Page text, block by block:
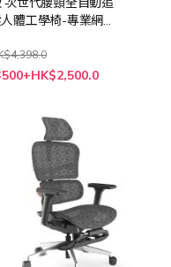
體工學椅-專業網布
500+HK$2,500.0